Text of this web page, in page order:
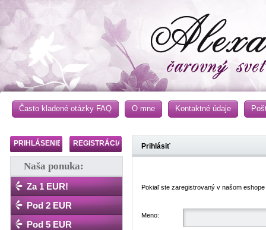
Často kladené otázky FAQ O mne Kontaktné údaje
PRIHLÁSENIE REGISTRÁCIA
Naša ponuka:
Za 1 EUR!
Pod 2 EUR
Pod 5 EUR
Prihlásiť
Pokiaľ ste zaregistrovaný v našom
Meno: